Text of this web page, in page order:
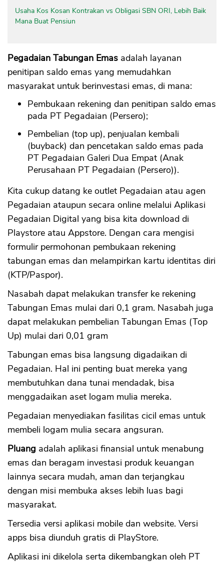
Usaha Kos Kosan Kontrakan vs Obligasi SBN ORI, Lebih Baik
Mana Buat Pensiun
Pegadaian Tabungan Emas adalah layanan
penitipan saldo emas yang memudahkan
masyarakat untuk berinvestasi emas, di mana:
Pembukaan rekening dan penitipan saldo emas
pada PT Pegadaian (Persero);
Pembelian (top up), penjualan kembali
(buyback) dan pencetakan saldo emas pada
PT Pegadaian Galeri Dua Empat (Anak
Perusahaan PT Pegadaian (Persero)).
Kita cukup datang ke outlet Pegadaian atau agen
Pegadaian ataupun secara online melalui Aplikasi
Pegadaian Digital yang bisa kita download di
Playstore atau Appstore. Dengan cara mengisi
formulir permohonan pembukaan rekening
tabungan emas dan melampirkan kartu identitas diri
(KTP/Paspor).
Nasabah dapat melakukan transfer ke rekening
Tabungan Emas mulai dari 0,1 gram. Nasabah juga
dapat melakukan pembelian Tabungan Emas (Top
Up) mulai dari 0,01 gram
Tabungan emas bisa langsung digadaikan di
Pegadaian. Hal ini penting buat mereka yang
membutuhkan dana tunai mendadak, bisa
menggadaikan aset logam mulia mereka.
Pegadaian menyediakan fasilitas cicil emas untuk
membeli logam mulia secara angsuran.
Pluang adalah aplikasi finansial untuk menabung
emas dan beragam investasi produk keuangan
lainnya secara mudah, aman dan terjangkau
dengan misi membuka akses lebih luas bagi
masyarakat.
Tersedia versi aplikasi mobile dan website. Versi
apps bisa diunduh gratis di PlayStore.
Aplikasi ini dikelola serta dikembangkan oleh PT